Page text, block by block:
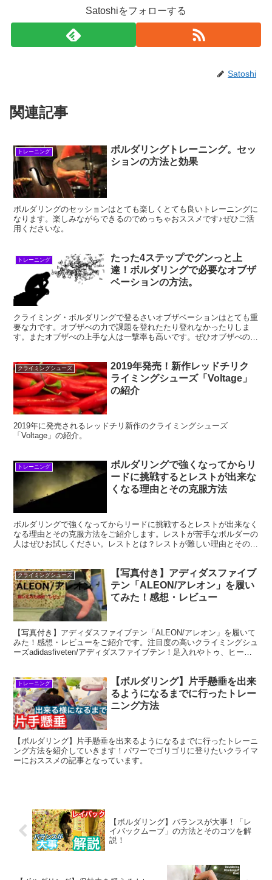
Satoshiをフォローする
Satoshi
関連記事
トレーニング
ボルダリングトレーニング。セッ
ションの方法と効果
ボルダリングのセッションはとても楽しくとても良いトレーニングに
なります。楽しみながらできるのでめっちゃおススメです♪ぜひご活
用くださいな。
トレーニング
たった4ステップでグンっと上
達！ボルダリングで必要なオブザ
ベーションの方法。
クライミング・ボルダリングで登るさいオブザベーションはとても重
要な力です。オブザべの力で課題を登れたたり登れなかったりしま
す。またオブザべの上手な人は一撃率も高いです。ぜひオブザべのや
クライミングシューズ
2019年発売！新作レッドチリク
ライミングシューズ「Voltage」
の紹介
2019年に発売されるレッドチリ新作のクライミングシューズ
「Voltage」の紹介。
トレーニング
ボルダリングで強くなってからリ
ードに挑戦するとレストが出来な
くなる理由とその克服方法
ボルダリングで強くなってからリードに挑戦するとレストが出来なく
なる理由とその克服方法をご紹介します。レストが苦手なボルダーの
人はぜひお試しください。レストとは？レストが難しい理由とその克
クライミングシューズ
【写真付き】アディダスファイブ
テン「ALEON/アレオン」を履い
てみた！感想・レビュー
【写真付き】アディダスファイブテン「ALEON/アレオン」を履いて
みた！感想・レビューをご紹介です。注目度の高いクライミングシュ
ーズadidasfiveten/アディダスファイブテン！足入れやトゥ、ヒー
トレーニング
【ボルダリング】片手懸垂を出来
るようになるまでに行ったトレー
ニング方法
【ボルダリング】片手懸垂を出来るようになるまでに行ったトレーニ
ング方法を紹介していきます！パワーでゴリゴリに登りたいクライマ
ーにおススメの記事となっています。
【ボルダリング】バランスが大事！「レ
イバックムーブ」の方法とそのコツを解
説！